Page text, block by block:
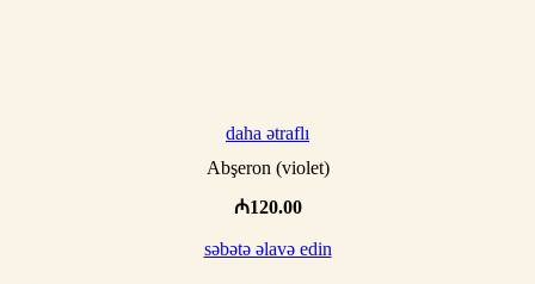
daha ətraflı
Abşeron (violet)
₼120.00
səbətə əlavə edin